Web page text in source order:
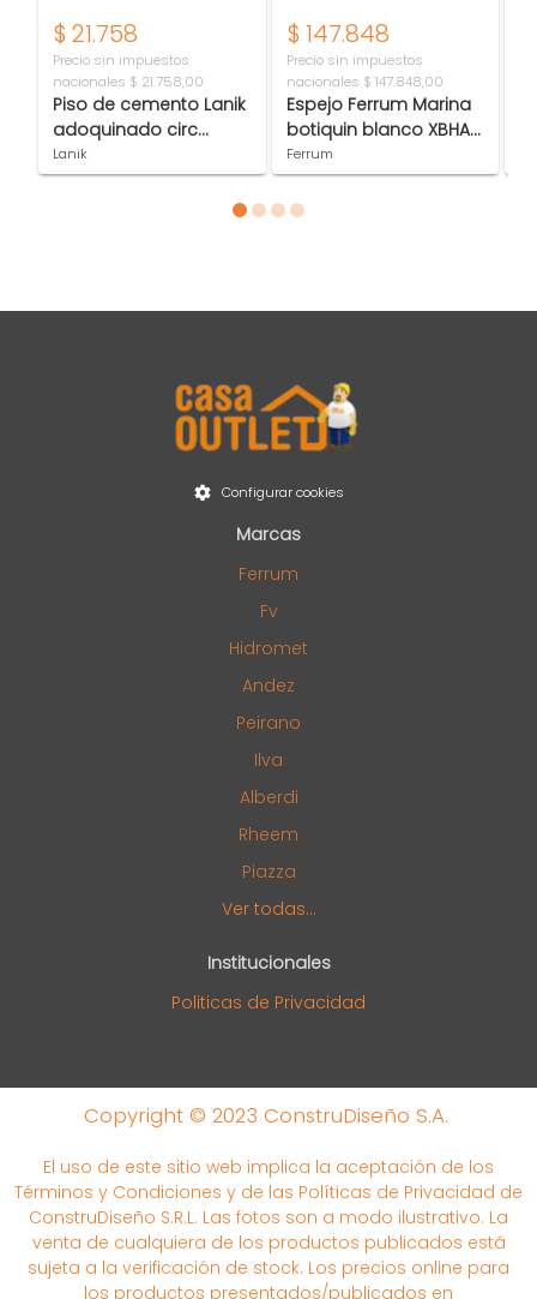
$ 147.848
Precio sin impuestos
nacionales $ 147.848,00
Espejo Ferrum Marina
botiquin blanco XBHA
B
Ferrum
$ 21.758
Precio sin impuestos
nacionales $ 21.758,00
Piso de cemento Lanik
adoquinado circ
grande gris 1403
Lanik
Configurar cookies
Marcas
Ferrum
Fv
Hidromet
Andez
Peirano
Ilva
Alberdi
Rheem
Piazza
Ver todas...
Institucionales
Politicas de Privacidad
Copyright © 2023 ConstruDiseño S.A.
El uso de este sitio web implica la aceptación de los
Términos y Condiciones y de las Políticas de Privacidad de
ConstruDiseño S.R.L. Las fotos son a modo ilustrativo. La
venta de cualquiera de los productos publicados está
sujeta a la verificación de stock. Los precios online para
los productos presentados/publicados en